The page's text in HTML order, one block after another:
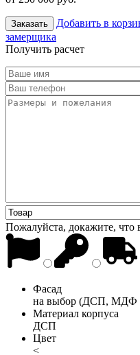
Заказать Добавить в
замерщика
Получить расчет
Пожалуйста, докажите, что
Фасад
на выбор (ДСП, МДФ
Материал корпуса
ДСП
Цвет
<